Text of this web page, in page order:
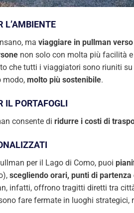
L’AMBIENTE
ma viaggiare in pullman
non solo con molta più facilità
che tutti i viaggiatori sono riuniti
modo, molto più sostenibile.
IL PORTAFOGLI
consente di ridurre i costi di
per il Lago di Como, puoi
scegliendo orari, punti di
infatti, offrono tragitti diretti tra
fare fermate in luoghi strategici,